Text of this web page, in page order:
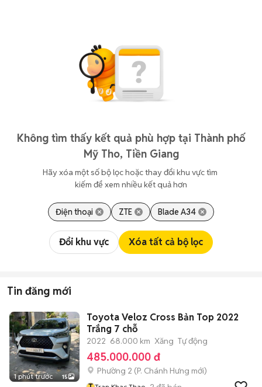
Không tìm thấy kết quả phù hợp tại Thành phố
Mỹ Tho, Tiền Giang
Hãy xóa một số bộ lọc hoặc thay đổi khu vực tìm
kiếm để xem nhiều kết quả hơn
Điện thoại ZTE Blade A34
Đổi khu vực Xóa tất cả bộ lọc
Tin đăng mới
1 phút trước 15
Toyota Veloz Cross Bản Top 2022
Trắng 7 chỗ
2022 68.000 km Xăng Tự động
485.000.000 đ
Phường 2 (P. Chánh Hưng mới)